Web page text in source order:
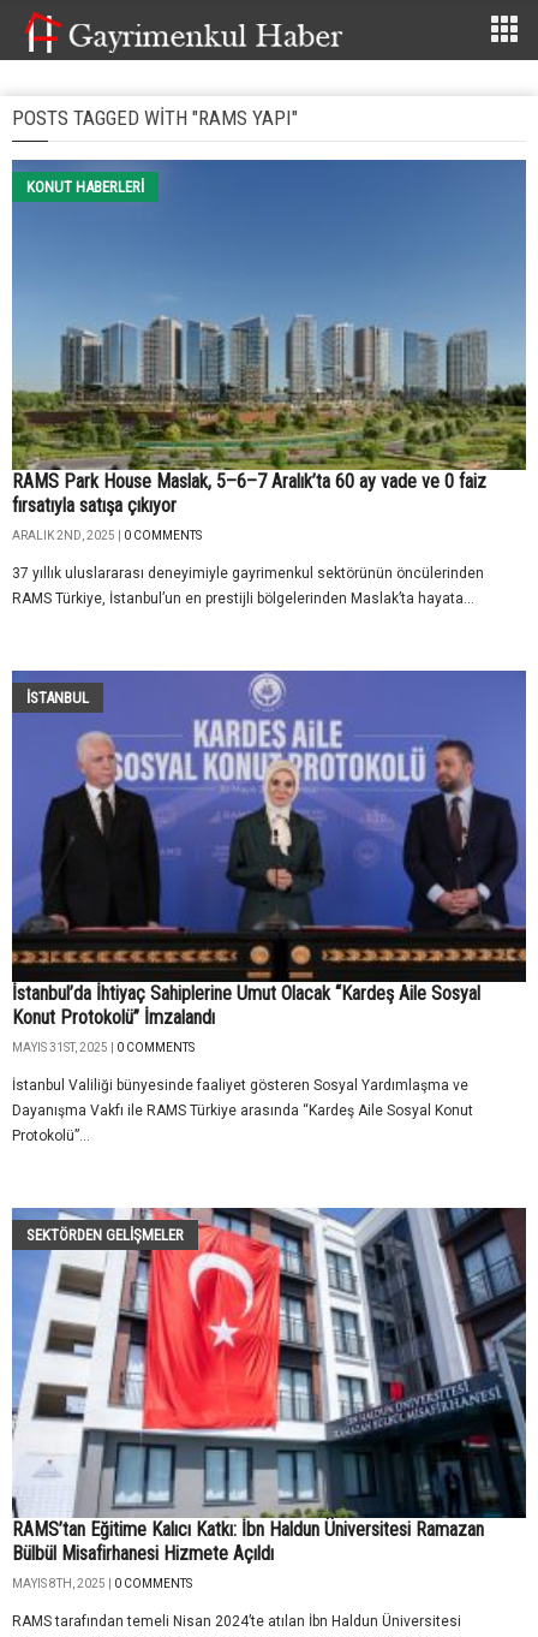
POSTS TAGGED WITH "RAMS YAPI"
KONUT HABERLERI
RAMS Park House Maslak, 5–6–7 Aralık’ta 60 ay vade ve 0 faiz
fırsatıyla satışa çıkıyor
ARALIK 2ND, 2025 | 0 COMMENTS
37 yıllık uluslararası deneyimiyle gayrimenkul sektörünün öncülerinden
RAMS Türkiye, İstanbul’un en prestijli bölgelerinden Maslak’ta hayata...
İSTANBUL
İstanbul’da İhtiyaç Sahiplerine Umut Olacak “Kardeş Aile Sosyal
Konut Protokolü” İmzalandı
MAYIS 31ST, 2025 | 0 COMMENTS
İstanbul Valiliği bünyesinde faaliyet gösteren Sosyal Yardımlaşma ve
Dayanışma Vakfı ile RAMS Türkiye arasında “Kardeş Aile Sosyal Konut
Protokolü”...
SEKTÖRDEN GELIŞMELER
RAMS’tan Eğitime Kalıcı Katkı: İbn Haldun Üniversitesi Ramazan
Bülbül Misafirhanesi Hizmete Açıldı
MAYIS 8TH, 2025 | 0 COMMENTS
RAMS tarafından temeli Nisan 2024’te atılan İbn Haldun Üniversitesi